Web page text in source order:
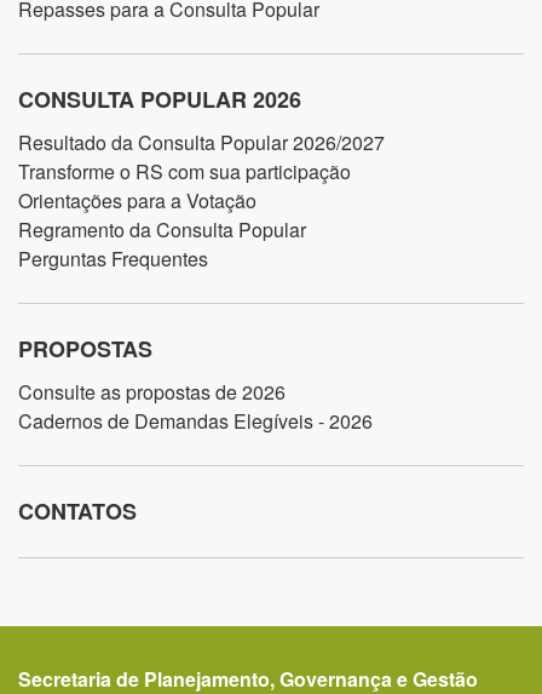
Repasses para a Consulta Popular
CONSULTA POPULAR 2026
Resultado da Consulta Popular 2026/2027
Transforme o RS com sua participação
Orientações para a Votação
Regramento da Consulta Popular
Perguntas Frequentes
PROPOSTAS
Consulte as propostas de 2026
Cadernos de Demandas Elegíveis - 2026
CONTATOS
Secretaria de Planejamento, Governança e Gestão